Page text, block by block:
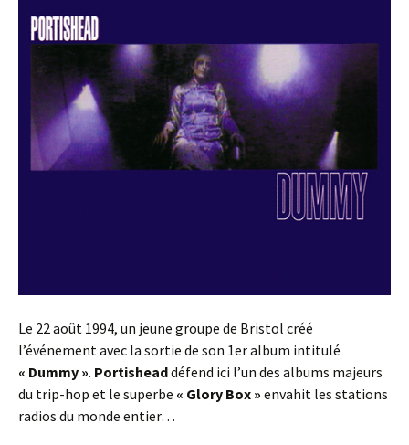
Le 22 août 1994, un jeune groupe de Bristol créé
l’événement avec la sortie de son 1er album intitulé
« Dummy ». Portisheaddéfend ici l’un des albums majeurs
du trip-hop et le superbe « Glory Box » envahit les stations
radios du monde entier…